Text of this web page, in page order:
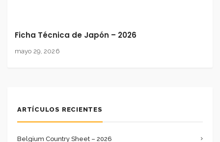
Ficha Técnica de Japón – 2026
mayo 29, 2026
ARTÍCULOS RECIENTES
Belgium Country Sheet – 2026